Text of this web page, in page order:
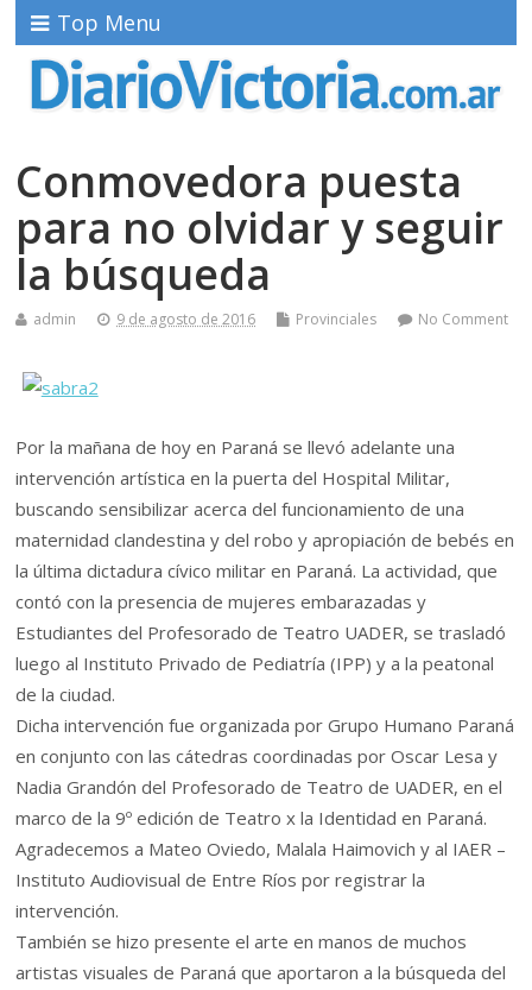
Top Menu
Conmovedora puesta
para no olvidar y seguir
la búsqueda
admin 9 de agosto de 2016 Provinciales No Comment
Por la mañana de hoy en Paraná se llevó adelante una
intervención artística en la puerta del Hospital Militar,
buscando sensibilizar acerca del funcionamiento de una
maternidad clandestina y del robo y apropiación de bebés en
la última dictadura cívico militar en Paraná. La actividad, que
contó con la presencia de mujeres embarazadas y
Estudiantes del Profesorado de Teatro UADER, se trasladó
luego al Instituto Privado de Pediatría (IPP) y a la peatonal
de la ciudad.
Dicha intervención fue organizada por Grupo Humano Paraná
en conjunto con las cátedras coordinadas por Oscar Lesa y
Nadia Grandón del Profesorado de Teatro de UADER, en el
marco de la 9º edición de Teatro x la Identidad en Paraná.
Agradecemos a Mateo Oviedo, Malala Haimovich y al IAER –
Instituto Audiovisual de Entre Ríos por registrar la
intervención.
También se hizo presente el arte en manos de muchos
artistas visuales de Paraná que aportaron a la búsqueda del